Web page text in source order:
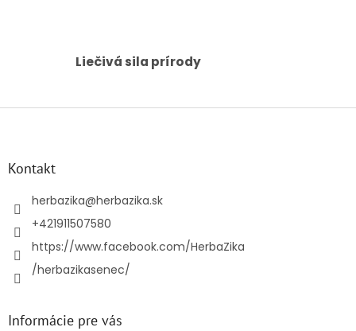
Liečivá sila prírody
Kontakt
herbazika@herbazika.sk
+421911507580
https://www.facebook.com/HerbaZika
/herbazikasenec/
Informácie pre vás